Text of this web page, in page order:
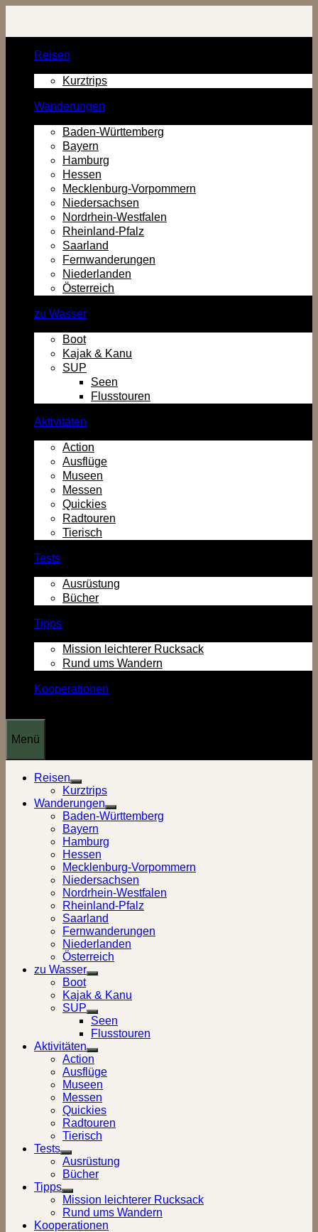
Inhalt
Reisen
Kurztrips
Wanderungen
Baden-Württemberg
Bayern
Hamburg
Hessen
Mecklenburg-Vorpommern
Niedersachsen
Nordrhein-Westfalen
Rheinland-Pfalz
Saarland
Fernwanderungen
Niederlanden
Österreich
zu Wasser
Boot
Kajak & Kanu
SUP
Seen
Flusstouren
Aktivitäten
Action
Ausflüge
Museen
Messen
Quickies
Radtouren
Tierisch
Tests
Ausrüstung
Bücher
Tipps
Mission leichterer Rucksack
Rund ums Wandern
Kooperationen
Menü
Reisen
Show
sub
menu
Kurztrips
Wanderungen
Show
sub
Baden-Württemberg
Bayern
Hamburg
Hessen
Mecklenburg-Vorpommern
Niedersachsen
Nordrhein-Westfalen
Rheinland-Pfalz
Saarland
Fernwanderungen
Niederlanden
Österreich
zu Wasser
Show
sub
menu
Boot
Kajak & Kanu
SUP
Show
sub
menu
Seen
Flusstouren
Aktivitäten
Show
sub
menu
Action
Ausflüge
Museen
Messen
Quickies
Radtouren
Tierisch
Tests
Show
sub
menu
Ausrüstung
Bücher
Tipps
Show
sub
menu
Mission leichterer Rucksack
Rund ums Wandern
Kooperationen